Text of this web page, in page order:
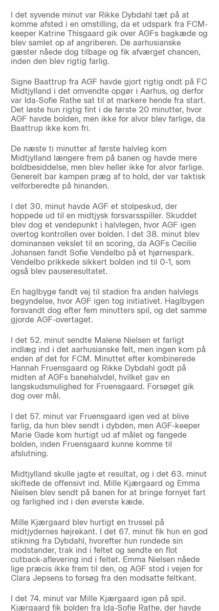
I det syvende minut var Rikke Dybdahl tæt på at
komme afsted i en omstilling, da et udspark fra FCM-
keeper Katrine Thisgaard gik over AGFs bagkæde og
blev samlet op af angriberen. De aarhusianske
gæster nåede dog tilbage og fik afværget chancen,
inden den blev rigtig farlig.
Signe Baattrup fra AGF havde gjort rigtig ondt på FC
Midtjylland i det omvendte opgør i Aarhus, og derfor
var Ida-Sofie Rathe sat til at markere hende fra start.
Det løste hun rigtig fint i de første 20 minutter, hvor
AGF havde bolden, men ikke for alvor blev farlige, da
Baattrup ikke kom fri.
De næste ti minutter af første halvleg kom
Midtjylland længere frem på banen og havde mere
boldbesiddelse, men blev heller ikke for alvor farlige.
Generelt bar kampen præg af to hold, der var taktisk
velforberedte på hinanden.
I det 30. minut havde AGF et stolpeskud, der
hoppede ud til en midtjysk forsvarsspiller. Skuddet
blev dog et vendepunkt i halvlegen, hvor AGF igen
overtog kontrollen over bolden. I det 38. minut blev
dominansen vekslet til en scoring, da AGFs Cecilie
Johansen fandt Sofie Vendelbo på et hjørnespark.
Vendelbo prikkede sikkert bolden ind til 0-1, som
også blev pauseresultatet.
En haglbyge fandt vej til stadion fra anden halvlegs
begyndelse, hvor AGF igen tog initiativet. Haglbygen
forsvandt dog efter fem minutters spil, og det samme
gjorde AGF-overtaget.
I det 52. minut sendte Malene Nielsen et farligt
indlæg ind i det aarhusianske felt, men ingen kom på
enden af det for FCM. Minuttet efter kombinerede
Hannah Fruensgaard og Rikke Dybdahl godt på
midten af AGFs banehalvdel, hvilket gav en
langskudsmulighed for Fruensgaard. Forsøget gik
dog over mål.
I det 57. minut var Fruensgaard igen ved at blive
farlig, da hun blev sendt i dybden, men AGF-keeper
Marie Gade kom hurtigt ud af målet og fangede
bolden, inden Fruensgaard kunne komme til
afslutning.
Midtjylland skulle jagte et resultat, og i det 63. minut
skiftede de offensivt ind. Mille Kjærgaard og Emma
Nielsen blev sendt på banen for at bringe fornyet fart
og farlighed ind i den øverste kæde.
Mille Kjærgaard blev hurtigt en trussel på
midtjydernes højrekant. I det 67. minut fik hun en god
stikning fra Dybdahl, hvorefter hun rundede sin
modstander, trak ind i feltet og sendte en flot
cutback-aflevering ind i feltet. Emma Nielsen nåede
lige præcis ikke frem til den, og AGF stod i vejen for
Clara Jepsens to forsøg fra den modsatte feltkant.
I det 74. minut var Mille Kjærgaard igen på spil.
Kjærgaard fik bolden fra Ida-Sofie Rathe, der havde